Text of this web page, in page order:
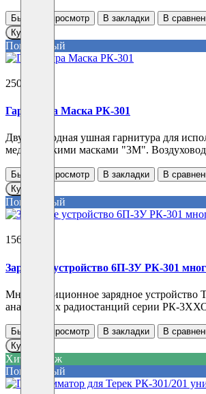
Быстрый просмотр В закладки
В
Купить
Популярный
2500 ₽
Гарнитура Маска РК-301
Двухпроводная ушная гарнитура для
медицинскими масками "3М". Воздуховод
Быстрый просмотр В закладки
В
Купить
Популярный
15600 ₽
Зарядное устройство 6П-ЗУ РК-301
Многопозиционное зарядное
аналоговых радиостанций серии РК-
Быстрый просмотр В закладки
В
Купить
Хит продаж
Популярный